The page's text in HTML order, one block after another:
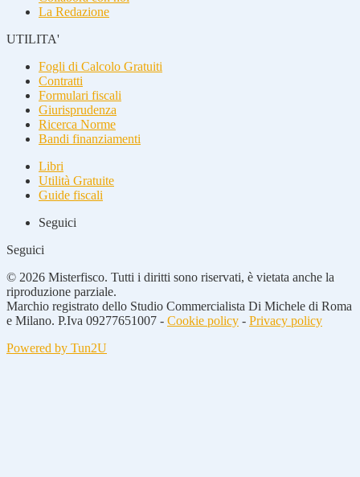
La Redazione
UTILITA'
Fogli di Calcolo Gratuiti
Contratti
Formulari fiscali
Giurisprudenza
Ricerca Norme
Bandi finanziamenti
Libri
Utilità Gratuite
Guide fiscali
Seguici
Seguici
© 2026 Misterfisco. Tutti i diritti sono riservati, è vietata anche la
riproduzione parziale.
Marchio registrato dello Studio Commercialista Di Michele di Roma
e Milano. P.Iva 09277651007 - Cookie policy - Privacy policy
Powered by Tun2U